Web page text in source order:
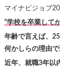
マイナビジョブ
“学校を卒業して
年齢で言えば、
何かしらの理由
近年、就職3年以